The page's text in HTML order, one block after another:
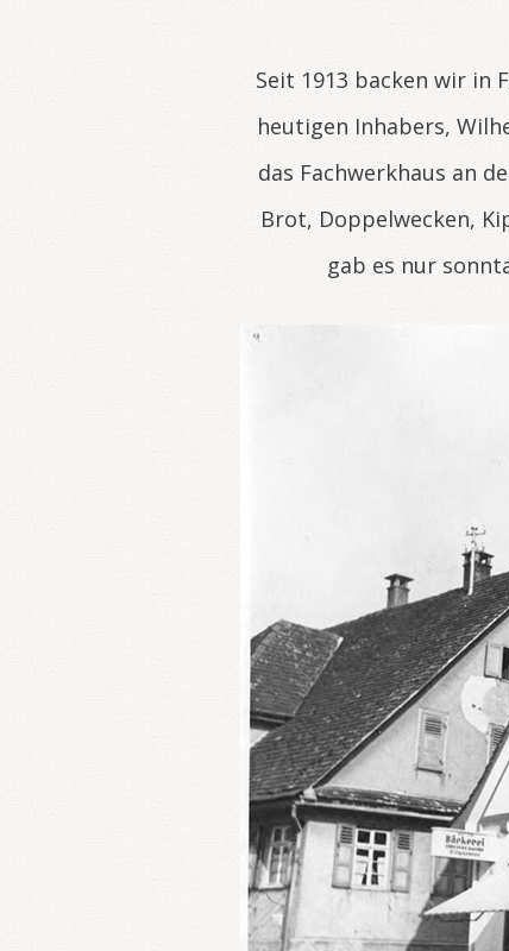
Seit 1913 backen wir in
heutigen Inhabers,
das Fachwerkhaus an
Brot, Doppelwecken,
gab es nur